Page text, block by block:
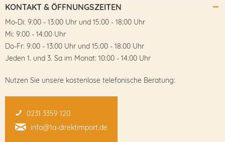
KONTAKT & ÖFFNUNGSZEITEN
Mo-Di: 9:00 - 13:00 Uhr und 15:00 - 18:00 Uhr
Mi: 9:00 - 14:00 Uhr
Do-Fr: 9:00 - 13:00 Uhr und 15:00 - 18:00 Uhr
Jeden 1. und 3. Sa im Monat: 10:00 - 14:00 Uhr
Nutzen Sie unsere kostenlose telefonische Beratung:
0231 3359 120
info@1a-direktimport.de